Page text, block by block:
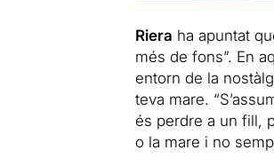
Riera ha apuntat
més de fons”. En
entorn de la
teva mare.
és perdre a un fill,
o la mare i no